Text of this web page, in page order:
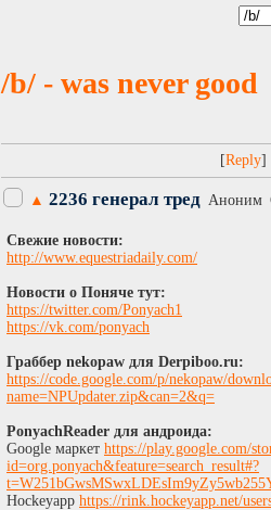
/b/ - was never good
[ ]
▲ 2236 генерал тред Аноним
Свежие новости:
http://www.equestriadaily.com/
Новости о Поняче тут:
https://twitter.com/Ponyach1
https://vk.com/ponyach
Граббер nekopaw для Derpiboo.ru:
https://code.google.com/p/nekopaw/
name=NPUpdater.zip&can=2&q=
PonyachReader для андроида:
Google маркет https://play.google.com/
id=org.ponyach&feature=search_result#?
Hockeyapp https://rink.hockeyapp.net/